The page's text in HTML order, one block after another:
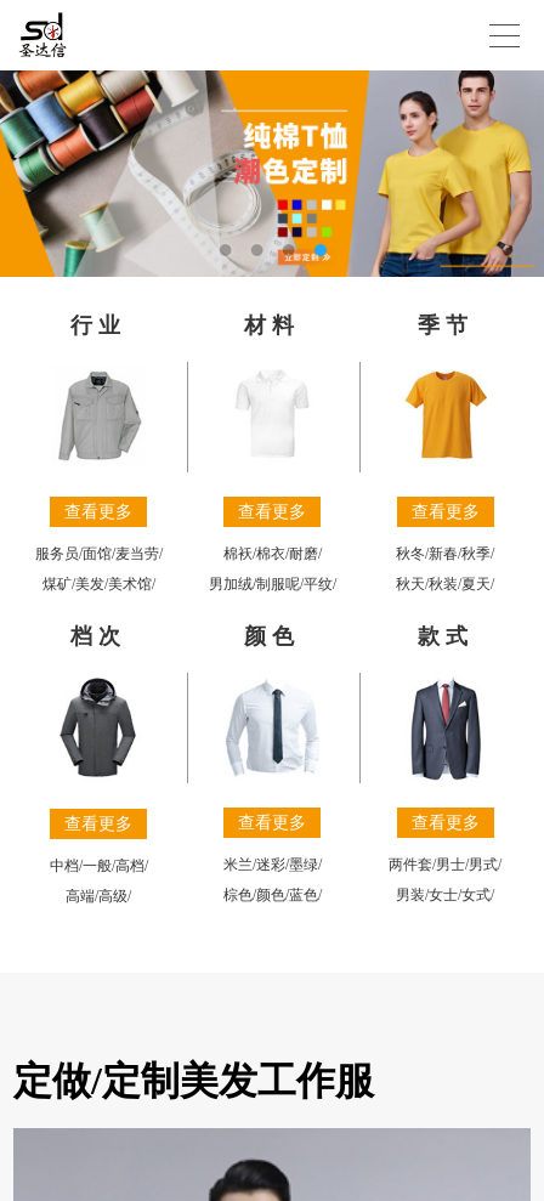
行业
查看更多
服务员/面馆/麦当劳/
煤矿/美发/美术馆/
材料
查看更多
棉袄/棉衣/耐磨/
男加绒/制服呢/平纹/
季节
查看更多
秋冬/新春/秋季/
秋天/秋装/夏天/
档次
查看更多
中档/一般/高档/
高端/高级/
颜色
查看更多
米兰/迷彩/墨绿/
棕色/颜色/蓝色/
款式
查看更多
两件套/男士/男式/
男装/女士/女式/
定做/定制美发工作服